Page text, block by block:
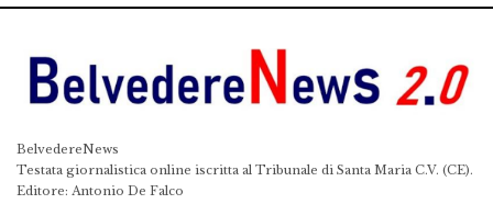
BelvedereNews
Testata giornalistica online iscritta al Tribunale di Santa Maria C.V. (CE).
Editore: Antonio De Falco